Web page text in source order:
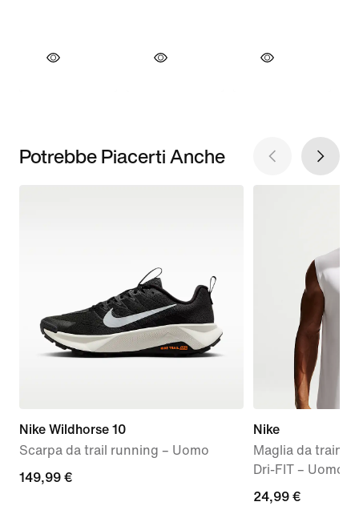
Potrebbe Piacerti Anche
Nike Wildhorse 10
Scarpa da trail running – Uomo
149,99
149,99 €
Nike
Maglia da
Dri-FIT – Uomo
24,99
24,99 €